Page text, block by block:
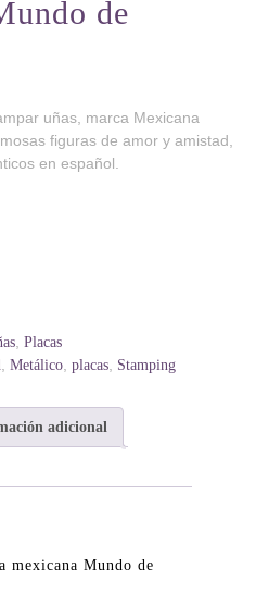
de
uñas, marca Mexicana
figuras de amor y amistad,
en español.
- Mundo de Uñas
, Placas
, Metálico, placas, Stamping
adicional
mexicana Mundo de